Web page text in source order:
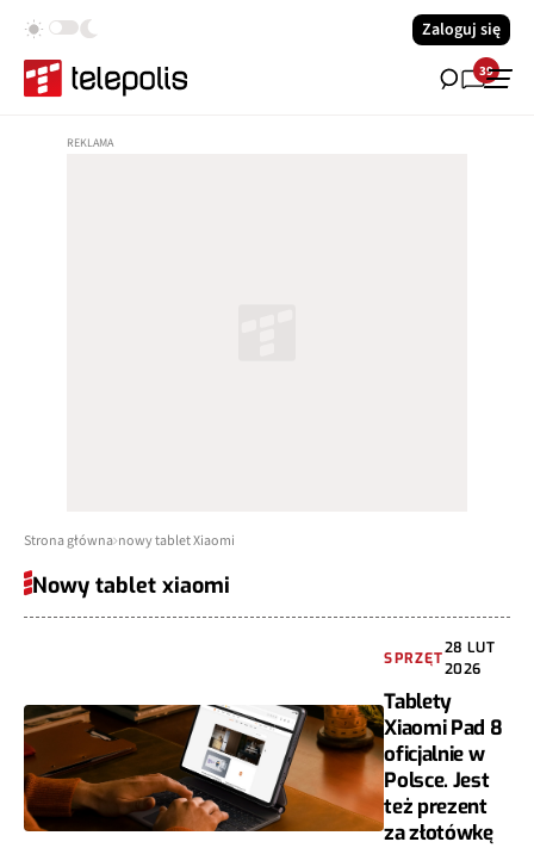
Zaloguj się
39
Strona główna nowy tablet Xiaomi
Nowy tablet xiaomi
SPRZĘT
28 LUT
2026
Tablety
Xiaomi Pad 8
oficjalnie w
Polsce. Jest
też prezent
za złotówkę